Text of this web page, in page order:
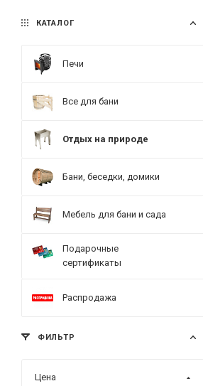
КАТАЛОГ
Печи
Все для бани
Отдых на природе
Бани, беседки, домики
Мебель для бани и сада
Подарочные
сертификаты
Распродажа
ФИЛЬТР
Цена